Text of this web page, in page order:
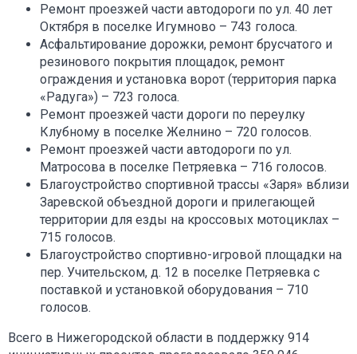
Ремонт проезжей части автодороги по ул. 40 лет
Октября в поселке Игумново – 743 голоса.
Асфальтирование дорожки, ремонт брусчатого и
резинового покрытия площадок, ремонт
ограждения и установка ворот (территория парка
«Радуга») – 723 голоса.
Ремонт проезжей части дороги по переулку
Клубному в поселке Желнино – 720 голосов.
Ремонт проезжей части автодороги по ул.
Матросова в поселке Петряевка – 716 голосов.
Благоустройство спортивной трассы «Заря» вблизи
Заревской объездной дороги и прилегающей
территории для езды на кроссовых мотоциклах –
715 голосов.
Благоустройство спортивно-игровой площадки на
пер. Учительском, д. 12 в поселке Петряевка с
поставкой и установкой оборудования – 710
голосов.
Всего в Нижегородской области в поддержку 914